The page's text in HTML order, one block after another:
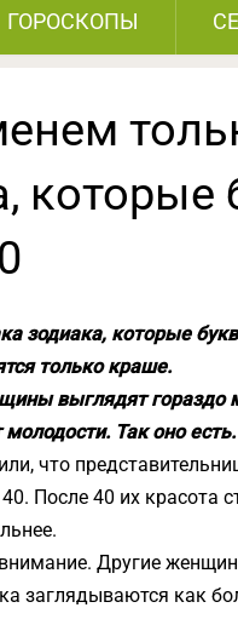
ГОРОСКОПЫ
которые
зодиака, которые
только краше.
выглядят гораздо
Так оно
что
После 40 их красота
Другие
заглядываются как